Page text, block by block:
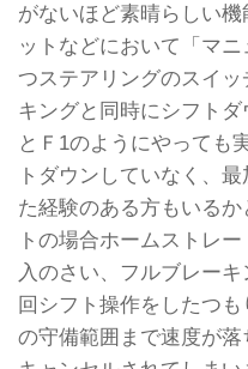
がないほど素晴らしい
ットなどにおいて「マ
つステアリングのスイ
キングと同時にシフトダ
とＦ1のようにやっても
トダウンしていなく、
た経験のある方もいる
トの場合ホームストレ
入のさい、フルブレー
回シフト操作をしたつ
の守備範囲まで速度が